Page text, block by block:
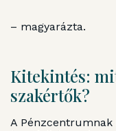
– magyarázta.
Kitekintés:
szakértők?
A Pénzcentrumnak